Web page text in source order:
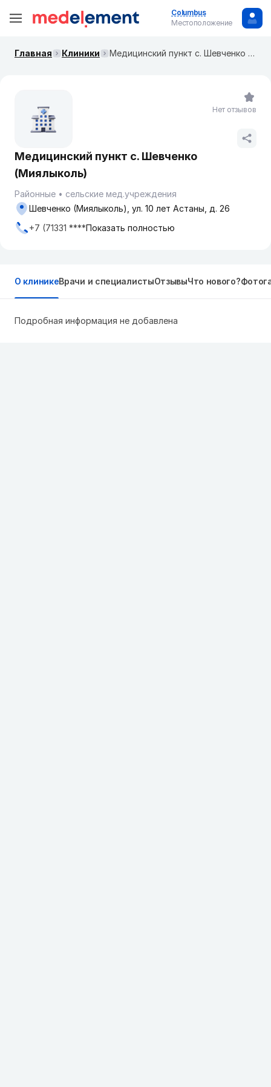
Columbus
Местоположение
Главная Клиники Медицинский пункт с. Шевченко (Миялыколь)
Медицинский пункт с. Шевченко
(Миялыколь)
Районные
сельские мед.учреждения
Шевченко (Миялыколь), ул. 10 лет Астаны, д. 26
+7 (71331 ****Показать полностью
Нет отзывов
О клиникеВрачи и специалистыОтзывыЧто нового?
Подробная информация не добавлена